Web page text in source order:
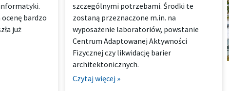
bardzo
już
szczególnymi potrzebami. Środki te
zostaną przeznaczone m.in. na
wyposażenie laboratoriów, powstanie
Centrum Adaptowanej Aktywności
Fizycznej czy likwidację barier
architektonicznych.
Czytaj więcej »